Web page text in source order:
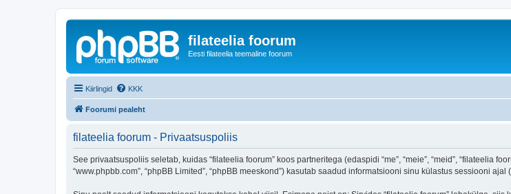
filateelia foorum
Eesti filateelia teemaline foorum
Kiirlingid KKK
Foorumi pealeht
filateelia foorum - Privaatsuspoliis
See privaatsuspoliis seletab, kuidas “filateelia foorum” koos partneritega (edaspidi “me”, “meie”, “meid”, “filateelia
“www.phpbb.com”, “phpBB Limited”, “phpBB meeskond”) kasutab saadud informatsiooni sinu külastus sessiooni ajal